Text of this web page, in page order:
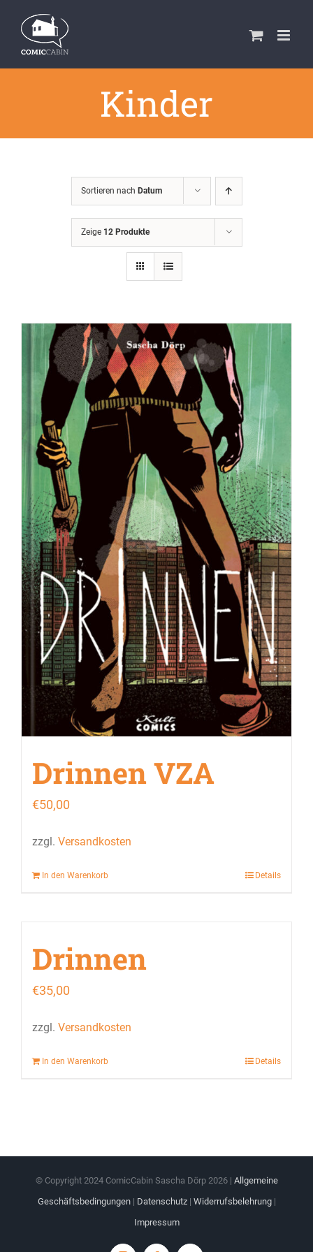
Inhalt
springen
Kinder
Sortieren nach Datum
Zeige 12 Produkte
Drinnen VZA
€50,00
zzgl. Versandkosten
In den Warenkorb Details
Drinnen
€35,00
zzgl. Versandkosten
In den Warenkorb Details
© Copyright 2024 ComicCabin Sascha Dörp 2026 | Allgemeine
Geschäftsbedingungen| Datenschutz| Widerrufsbelehrung|
Impressum